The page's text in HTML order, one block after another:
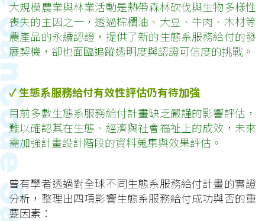
大規模農業與林業活動是熱帶森林砍伐與生物多樣性
喪失的主因之一，透過棕櫚油、大豆、牛肉、木材等
農產品的永續認證，提供了新的生態系服務給付的發
展契機，卻也面臨追蹤透明度與認證可信度的挑戰。
✓生態系服務給付有效性評估仍有待加強
目前多數生態系服務給付計畫缺乏嚴謹的影響評估，
難以確認其在生態、經濟與社會福祉上的成效，未來
需加強計畫設計階段的資料蒐集與效果評估。
曾有學者透過對全球不同生態系服務給付計畫的實證
分析，整理出四項影響生態系服務給付成功與否的重
要因素：